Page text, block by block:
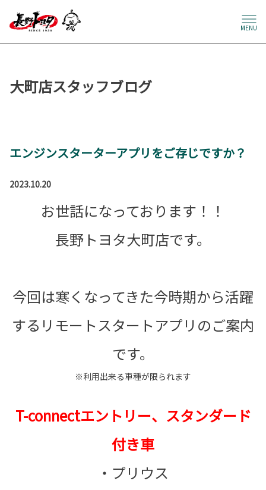
MENU
大町店スタッフブログ
エンジンスターターアプリをご存じですか？
2023.10.20
お世話になっております！！
長野トヨタ大町店です。
今回は寒くなってきた今時期から活躍
するリモートスタートアプリのご案内
です。
※利用出来る車種が限られます
T-connectエントリー、スタンダード
付き車
・プリウス